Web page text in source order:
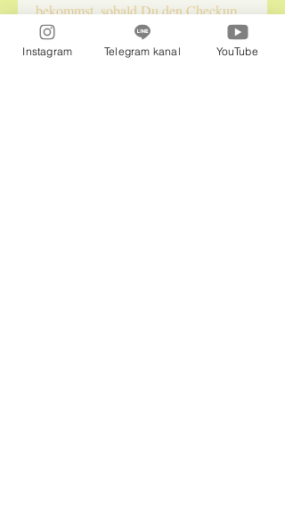
bekommst, sobald Du den Checkup
online hier im Shop gebucht hast!
Danach erhältst Du unsere
Instagram Telegram kanal YouTube